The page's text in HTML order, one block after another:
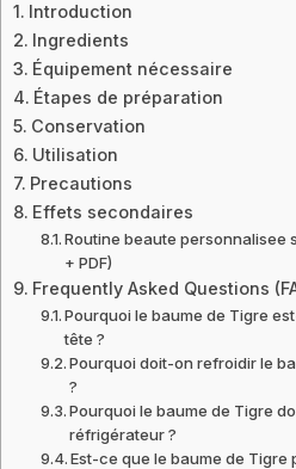
Introduction
Ingredients
Équipement nécessaire
Étapes de préparation
Conservation
Utilisation
Precautions
Effets secondaires
Routine beaute personnalisee
+ PDF)
Frequently Asked Questions
Pourquoi le baume de Tigre
tête ?
Pourquoi doit-on refroidir le
?
Pourquoi le baume de Tigre
réfrigérateur ?
Est-ce que le baume de Tigre